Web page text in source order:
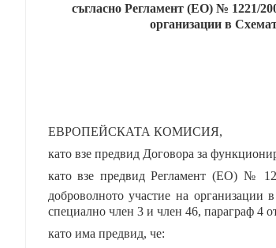
съгласно Регламент (ЕО) № 1221/
организации в
ЕВРОПЕЙСКАТА КОМИСИЯ,
като взе предвид Договора за
като взе предвид Регламент (ЕО) №
доброволното участие на
специално член 3 и член 46, параграф 4
като има предвид, че: